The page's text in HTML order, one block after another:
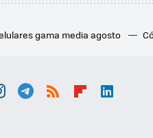
gama media agosto